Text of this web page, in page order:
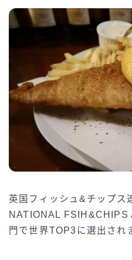
英国フィッシュ&チップス
NATIONAL FSIH&CHIPS
門で世界TOP3に選出され